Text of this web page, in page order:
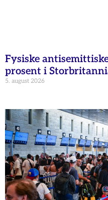
Fysiske
prosent i
5. august 2026